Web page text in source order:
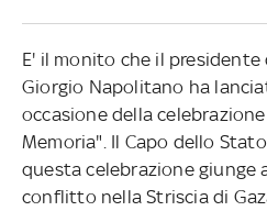
E' il monito che il presidente
Giorgio Napolitano ha
occasione della
Memoria". Il Capo dello
questa celebrazione giunge
conflitto nella Striscia di